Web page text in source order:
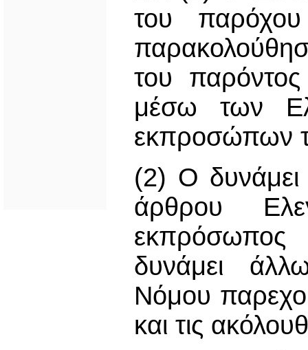
του
του
μέσω των
εκπροσώπων
(2) Ο δυνάμει
άρθρου
εκπρόσωπος
δυνάμει
Νόμου
και τις